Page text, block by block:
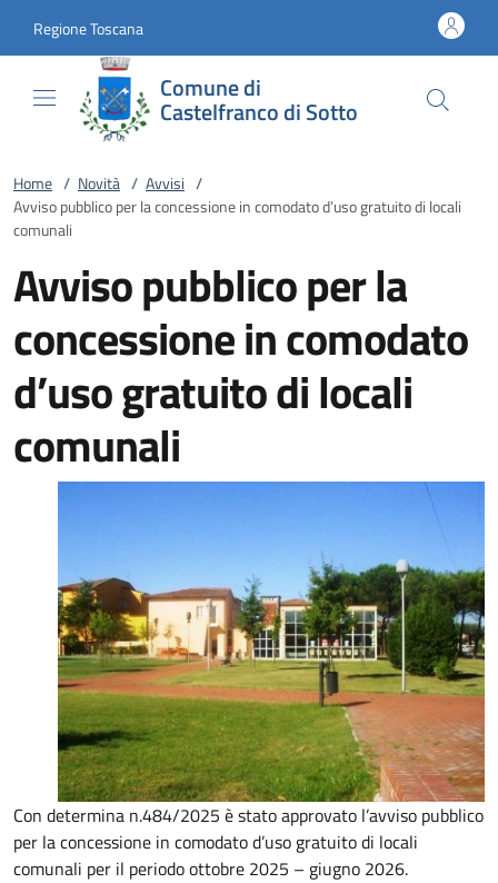
Regione Toscana
Comune di
Castelfranco di Sotto
Home / Novità / Avvisi /
Avviso pubblico per la concessione in comodato d’uso gratuito di locali
comunali
Avviso pubblico per la
concessione in comodato
d’uso gratuito di locali
comunali
Con determina n.484/2025 è stato approvato l’avviso pubblico
per la concessione in comodato d’uso gratuito di locali
comunali per il periodo ottobre 2025 – giugno 2026.